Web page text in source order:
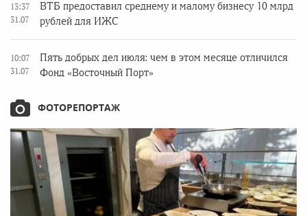
13:37
31.07
ВТБ предоставил среднему и малому бизнесу 10 млрд
рублей для ИЖС
10:07
31.07
Пять добрых дел июля: чем в этом месяце отличился
Фонд «Восточный Порт»
ФОТОРЕПОРТАЖ